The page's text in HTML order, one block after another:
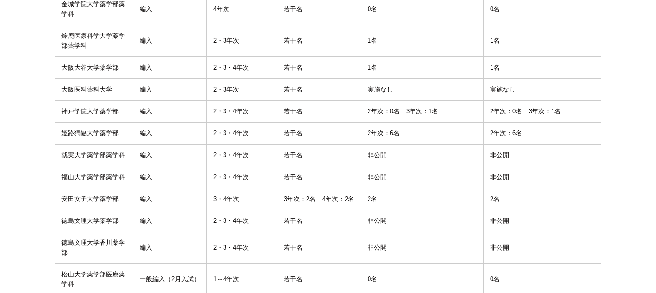
金城学院大学薬学部薬
学科
編入 4年次 若干名 0名 0名
鈴鹿医療科学大学薬学
部薬学科
編入 2・3年次 若干名 1名 1名
大阪大谷大学薬学部 編入 2・3・4年次 若干名 1名 1名
大阪医科薬科大学 編入 2・3年次 若干名 実施なし 実施なし
神戸学院大学薬学部 編入 2・3・4年次 若干名 2年次：0名 3年次：1名 2年次：0名 3年次：1名
姫路獨協大学薬学部 編入 2・3・4年次 若干名 2年次：6名 2年次：6名
就実大学薬学部薬学科 編入 2・3・4年次 若干名 非公開 非公開
福山大学薬学部薬学科 編入 2・3・4年次 若干名 非公開 非公開
安田女子大学薬学部 編入 3・4年次 3年次：2名 4年次：2名 2名 2名
徳島文理大学薬学部 編入 2・3・4年次 若干名 非公開 非公開
徳島文理大学香川薬学
部
編入 2・3・4年次 若干名 非公開 非公開
松山大学薬学部医療薬
学科
一般編入（2月入試） 1～4年次 若干名 0名 0名